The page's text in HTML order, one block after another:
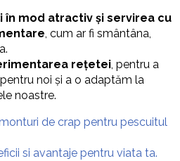
în mod atractiv și servirea cu
, cum ar fi smântâna,
rețetei, pentru a
noi și a o adaptăm la
noastre.
de crap pentru pescuitul
si avantaje pentru viata ta.